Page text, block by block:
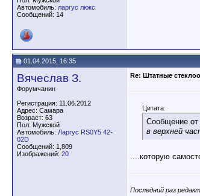
Автомобиль: ларгус люкс
Сообщений: 14
01.04.2015, 16:35
Вячеслав З.
Форумчанин
Регистрация: 11.06.2012
Адрес: Самара
Возраст: 63
Пол: Мужской
Автомобиль: Ларгус RS0Y5 42-
02D
Сообщений: 1,809
Изображений: 20
Re: Штатные
Цитата:
Сообщение от
в верхней
....которую
Последний раз